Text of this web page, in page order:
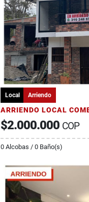
Local Arriendo
$2.000.000 COP
0 Alcobas / 0 Baño(s)